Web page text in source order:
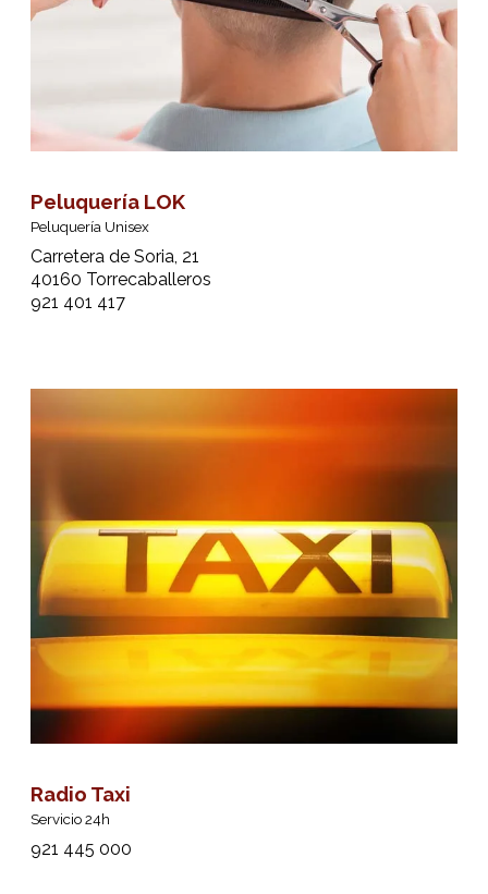
Peluquería LOK
Peluquería Unisex
Carretera de Soria, 21
40160 Torrecaballeros
921 401 417
Radio Taxi
Servicio 24h
921 445 000